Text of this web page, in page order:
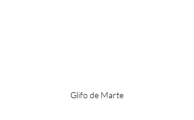
Glifo de Marte